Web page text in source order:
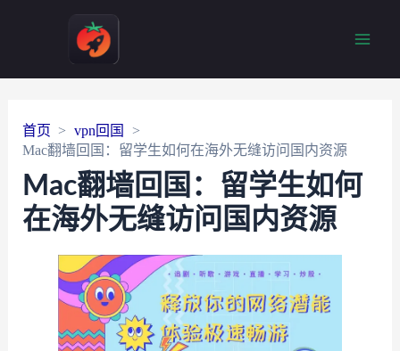
首页
vpn回国
Mac翻墙回国：留学生如何在海外无缝访问国内资源
Mac翻墙回国：留学生如何
在海外无缝访问国内资源